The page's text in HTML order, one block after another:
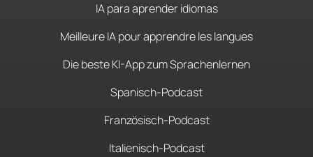
IA para aprender idiomas
Meilleure IA pour apprendre les langues
Die beste KI-App zum Sprachenlernen
Spanisch-Podcast
Französisch-Podcast
Italienisch-Podcast